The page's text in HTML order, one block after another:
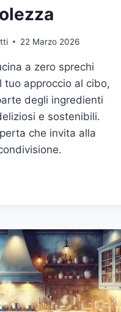
22 Marzo 2026
a zero sprechi
tuo approccio al cibo,
degli ingredienti
e sostenibili.
che invita alla